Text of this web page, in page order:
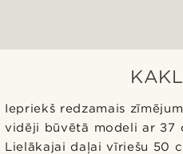
Iepriekš redzamais
vidēji būvētā modeli ar 37
Lielākajai daļai vīriešu 50